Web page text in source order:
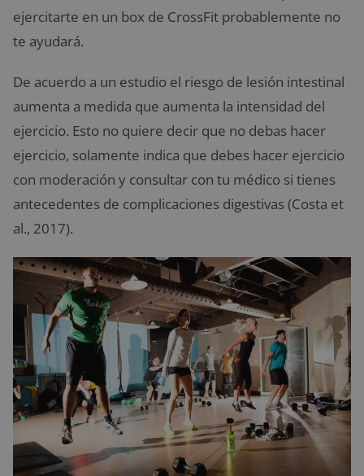
ejercitarte en un box de CrossFit probablemente no
te ayudará.
De acuerdo a un estudio el riesgo de lesión intestinal
aumenta a medida que aumenta la intensidad del
ejercicio. Esto no quiere decir que no debas hacer
ejercicio, solamente indica que debes hacer ejercicio
con moderación y consultar con tu médico si tienes
antecedentes de complicaciones digestivas (Costa et
al., 2017).